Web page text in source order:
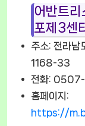
어반트
포제3센
주소: 전라남
1168-33
전화:
홈페이지:
https://